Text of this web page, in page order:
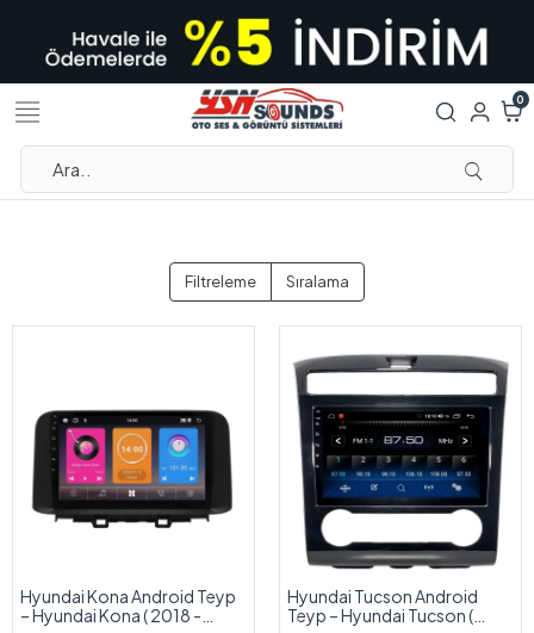
0
Filtreleme Sıralama
Hyundai Kona Android Teyp
– Hyundai Kona ( 2018 -
Hyundai Tucson Android
Teyp – Hyundai Tucson (